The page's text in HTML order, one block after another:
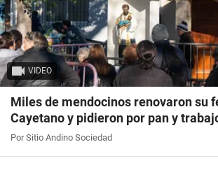
VIDEO
Miles de mendocinos renovaron su
Cayetano y pidieron por pan y
Por Sitio Andino Sociedad